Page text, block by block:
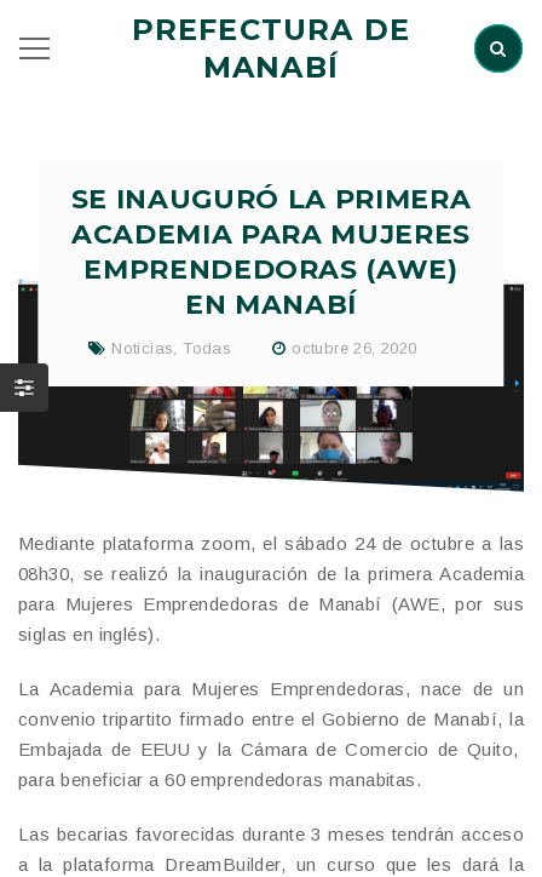
PREFECTURA DE
MANABÍ
SE INAUGURÓ LA PRIMERA
ACADEMIA PARA MUJERES
EMPRENDEDORAS (AWE)
EN MANABÍ
Noticias Todas octubre 26, 2020
Mediante plataforma zoom, el sábado 24 de octubre a las
08h30, se realizó la inauguración de la primera Academia
para Mujeres Emprendedoras de Manabí (AWE, por sus
siglas en inglés).
La Academia para Mujeres Emprendedoras, nace de un
convenio tripartito firmado entre el Gobierno de Manabí, la
Embajada de EEUU y la Cámara de Comercio de Quito,
para beneficiar a 60 emprendedoras manabitas.
Las becarias favorecidas durante 3 meses tendrán acceso
a la plataforma DreamBuilder, un curso que les dará la